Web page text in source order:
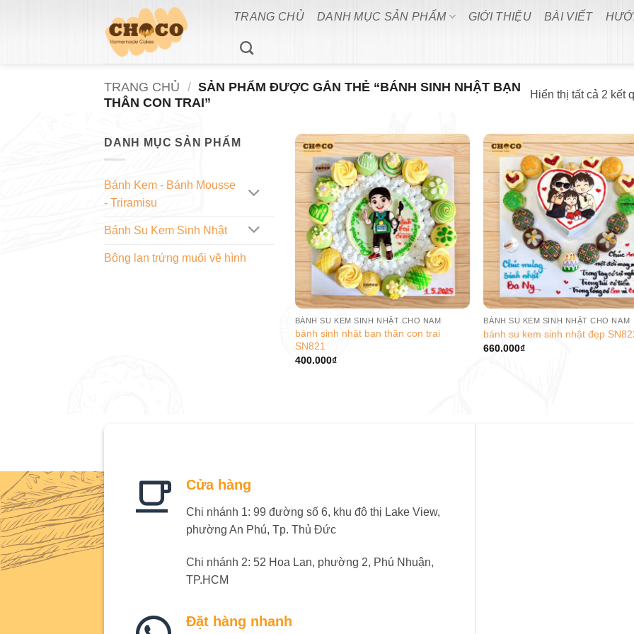
TRANG CHỦ DANH MỤC SẢN PHẨM GIỚI THIỆU BÀI VIẾT
TRANG CHỦ / SẢN PHẨM ĐƯỢC GẮN THẺ “BÁNH SINH NHẬT BẠN
THÂN CON TRAI”
Hiển thị tất cả 2 kết
DANH MỤC SẢN PHẨM
Bánh Kem - Bánh Mousse
- Triramisu
Bánh Su Kem Sinh Nhật
Bông lan trứng muối vẽ hình
BÁNH SU KEM SINH NHẬT CHO NAM
bánh sinh nhật bạn thân con trai
SN821
400.000₫
BÁNH SU KEM SINH NHẬT CHO NAM
bánh su kem sinh nhật đẹp
660.000₫
Cửa hàng
Chi nhánh 1: 99 đường số 6, khu đô thị Lake View,
phường An Phú, Tp. Thủ Đức
Chi nhánh 2: 52 Hoa Lan, phường 2, Phú Nhuận,
TP.HCM
Đặt hàng nhanh